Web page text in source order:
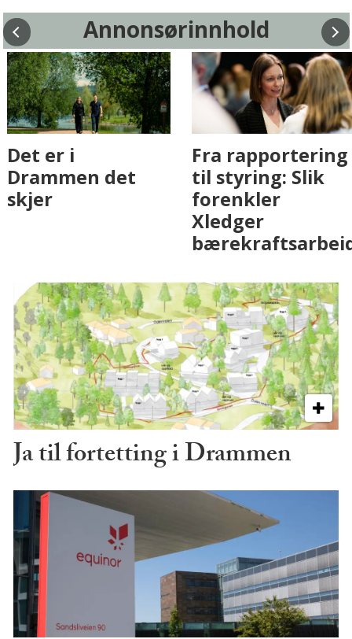
Annonsørinnhold
Fenistra endrer
eiendomsbransjen
med AI. Slik ser vi
Det er i
Drammen det
skjer
Ja til fortetting i Drammen